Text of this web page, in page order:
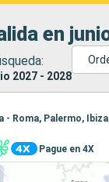
en
2027 - 2028
- Roma, Palermo,
Pague en 4X